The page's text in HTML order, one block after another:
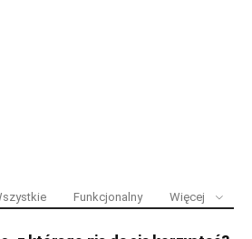
Funkcjonalny Więcej